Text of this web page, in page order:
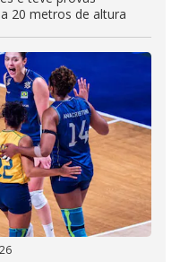
20 metros de altura